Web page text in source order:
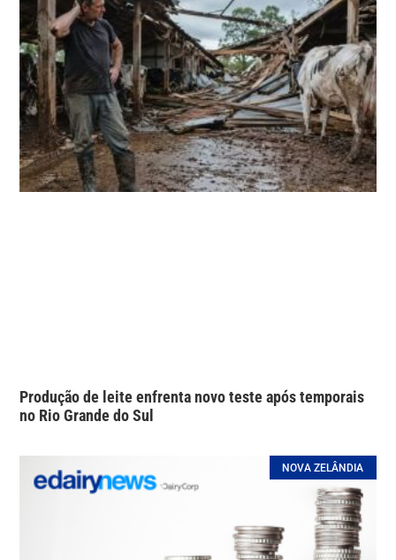
Produção de leite enfrenta novo teste após temporais
no Rio Grande do Sul
NOVA ZELÂNDIA